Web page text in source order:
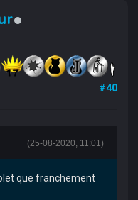
#40
(25-08-2020, 11:01)
que franchement